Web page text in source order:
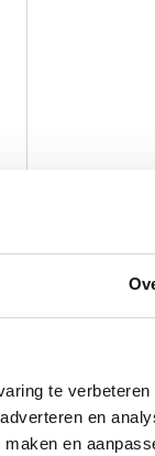
te verbeteren
en
en